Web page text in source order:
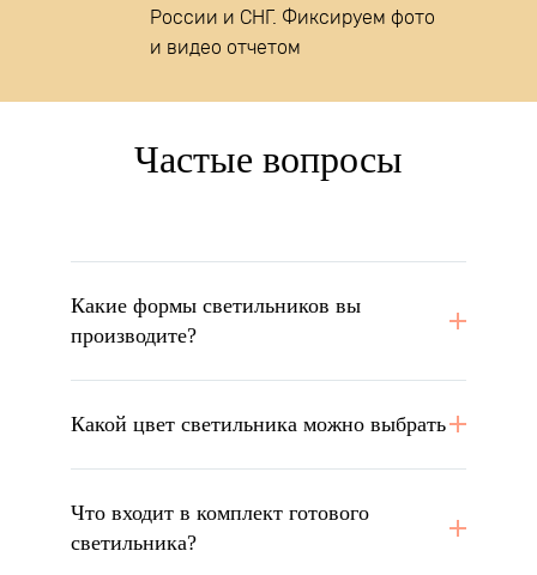
России и СНГ. Фиксируем фото
и видео отчетом
Частые вопросы
Какие формы светильников вы
производите?
Какой цвет светильника можно выбрать
Что входит в комплект готового
светильника?